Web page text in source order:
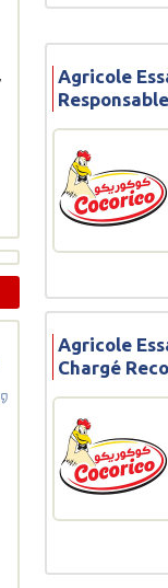
Agricole
Agricole
Chargé